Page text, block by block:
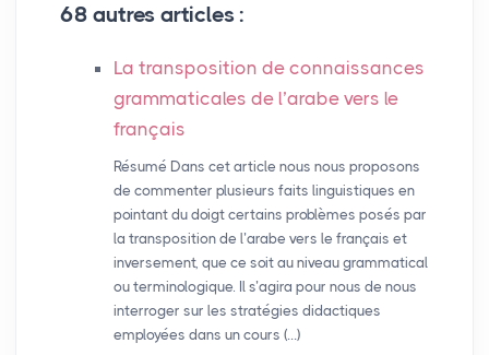
68 autres articles :
La transposition de connaissances
grammaticales de l’arabe vers le
français
Résumé Dans cet article nous nous proposons
de commenter plusieurs faits linguistiques en
pointant du doigt certains problèmes posés par
la transposition de l’arabe vers le français et
inversement, que ce soit au niveau grammatical
ou terminologique. Il s’agira pour nous de nous
interroger sur les stratégies didactiques
employées dans un cours (…)